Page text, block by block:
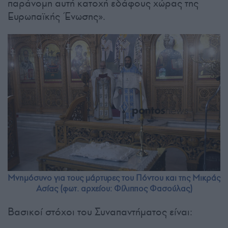
παράνομη αυτή κατοχή εδάφους χώρας της
Ευρωπαϊκής Ένωσης».
Μνημόσυνο για τους μάρτυρες του Πόντου και της Μικράς
Ασίας (φωτ. αρχείου: Φίλιππος Φασούλας)
Βασικοί στόχοι του Συναπαντήματος είναι: